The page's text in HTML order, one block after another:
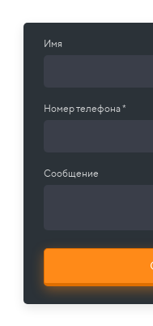
Имя
Номер телефона *
Сообщение